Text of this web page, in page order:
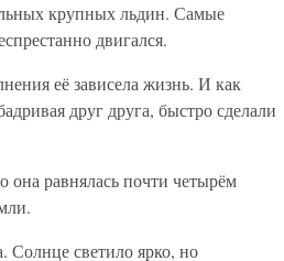
крупных льдин. Самые
двигался.
её зависела жизнь. И как
друг друга, быстро сделали
она равнялась почти четырём
светило ярко, но